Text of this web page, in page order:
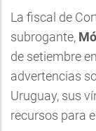
La fiscal de
subrogante,
de setiembre
advertencias
Uruguay, sus
recursos para